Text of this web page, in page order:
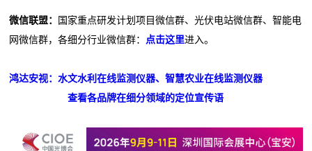
微信联盟：
国家重点研发计划项目微信群、光伏电站微信群、智能电
网微信群，各细分行业微信群： 点击这里进入。
鸿达安视：水文水利在线监测仪器、智慧农业在线监测仪器
查看各品牌在细分领域的定位宣传语